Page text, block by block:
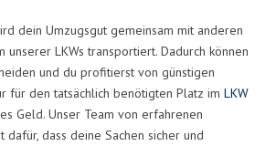
dein Umzugsgut gemeinsam mit anderen
unserer LKWs transportiert. Dadurch können
und du profitierst von günstigen
für den tatsächlich benötigten Platz im LKW
Geld. Unser Team von erfahrenen
dass deine Sachen sicher und